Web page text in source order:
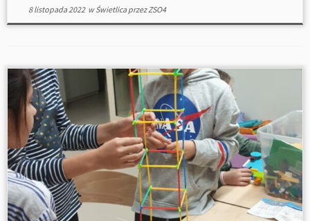
8 listopada 2022wŚwietlicaprzezZSO4